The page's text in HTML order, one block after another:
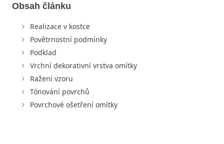
Obsah článku
Realizace v kostce
Povětrnostní podmínky
Podklad
Vrchní dekorativní vrstva omítky
Ražení vzoru
Tónování povrchů
Povrchové ošetření omítky